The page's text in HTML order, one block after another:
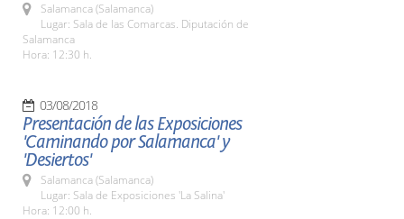
Salamanca (Salamanca)
Lugar: Sala de las Comarcas. Diputación de
Salamanca
Hora: 12:30 h.
03/08/2018
Presentación de las Exposiciones
'Caminando por Salamanca' y
'Desiertos'
Salamanca (Salamanca)
Lugar: Sala de Exposiciones 'La Salina'
Hora: 12:00 h.